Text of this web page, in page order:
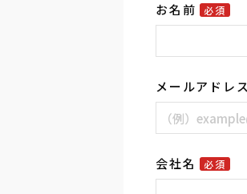
お名前 必須
メールアドレス
会社名 必須